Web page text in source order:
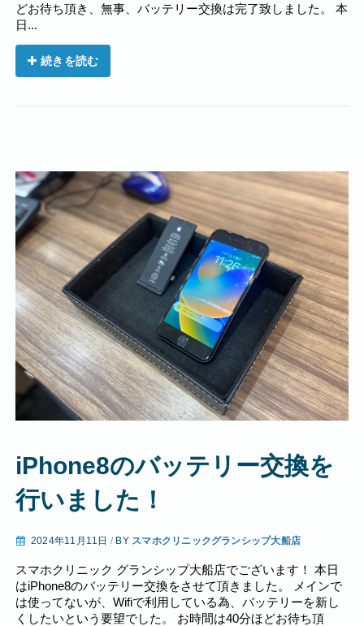
どお待ち頂き、無事、バッテリー交換は完了致しました。 本
日...
続きを読む
iPhone8のバッテリー交換を
行いました！
2024年11月11日 / BY スマホクリニックグランシップ大船店
スマホクリニック グランシップ大船店でございます！ 本日
はiPhone8のバッテリー交換をさせて頂きました。 メインで
は使ってないが、Wifiで利用している為、バッテリーを新し
くしたいという要望でした。 お時間は40分ほどお待ち頂